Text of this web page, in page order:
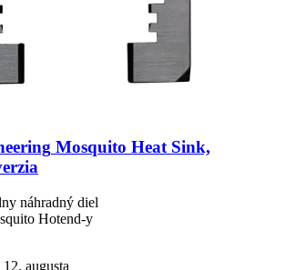
Mosquito Heat Sink,
náhradný diel
Hotend-y
augusta